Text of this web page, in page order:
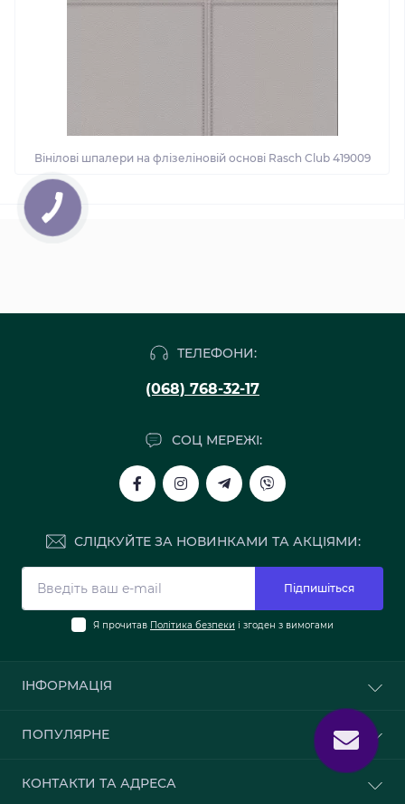
Вінілові шпалери на флізеліновій основі Rasch Club 419009
ТЕЛЕФОНИ:
(068) 768-32-17
СОЦ МЕРЕЖІ:
СЛІДКУЙТЕ ЗА НОВИНКАМИ ТА АКЦІЯМИ:
Підпишіться
Я прочитав Політика безпеки і згоден з вимогами
ІНФОРМАЦІЯ
Доставка та оплата
Зворотній зв’язок
ПОПУЛЯРНЕ
Клей для шпалер
КОНТАКТИ ТА АДРЕСА